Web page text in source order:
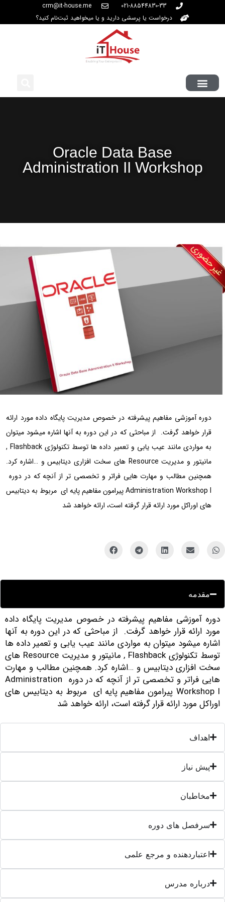
021-88544830-33
crm@it-house.me
درخواست یا پرسشی دارید و یا میخواهید ثبت‌نام کنید؟
Oracle Data Base
Administration II Workshop
دوره آموزشی مفاهیم پیشرفته در خصوص مدیریت پایگاه داده مورد ارائه
قرار خواهد گرفت. از مباحثی که در این دوره به آنها اشاره میشود میتوان
به مواردی مانند عیب یابی و تعمیر داده ها توسط تکنولوژی Flashback ,
مانیتور و مدیریت Resource های سخت افزاری دیتابیس و …اشاره کرد.
همچنین مطالب و مهارت هایی فراتر و تخصصی تر از آنچه که در دوره
Administration Workshop I پیرامون مفاهیم پایه ای مربوط به دیتابیس
های اوراکل مورد ارائه قرار گرفته است، ارائه خواهد شد
مقدمه
آموزشی مفاهیم پیشرفته در خصوص مدیریت پایگاه داده
ارائه قرار خواهد گرفت. از مباحثی که در این دوره به آنها
میشود میتوان به مواردی مانند عیب یابی و تعمیر داده ها
توسط تکنولوژی Flashback , مانیتور و مدیریت Resource های
افزاری دیتابیس و …اشاره کرد. همچنین مطالب و مهارت
هایی فراتر و تخصصی تر از آنچه که در دوره Administration
Workshop I پیرامون مفاهیم پایه ای مربوط به دیتابیس های
مورد ارائه قرار گرفته است، ارائه خواهد شد
اهداف
پیش نیاز
مخاطبان
سرفصل های دوره
اعتباردهنده و مرجع علمی
درباره مدرس